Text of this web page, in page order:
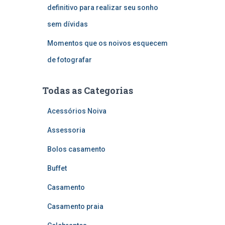
definitivo para realizar seu sonho
sem dívidas
Momentos que os noivos esquecem
de fotografar
Todas as Categorias
Acessórios Noiva
Assessoria
Bolos casamento
Buffet
Casamento
Casamento praia